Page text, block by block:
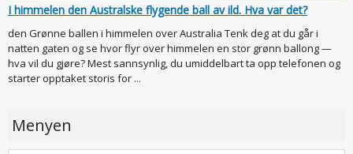
I himmelen den Australske flygende ball av ild. Hva var det?
den Grønne ballen i himmelen over Australia Tenk deg at du går i
natten gaten og se hvor flyr over himmelen en stor grønn ballong —
hva vil du gjøre? Mest sannsynlig, du umiddelbart ta opp telefonen og
starter opptaket storis for ...
Menyen